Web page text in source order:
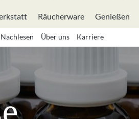
Räucherware Genießen
Über uns Karriere